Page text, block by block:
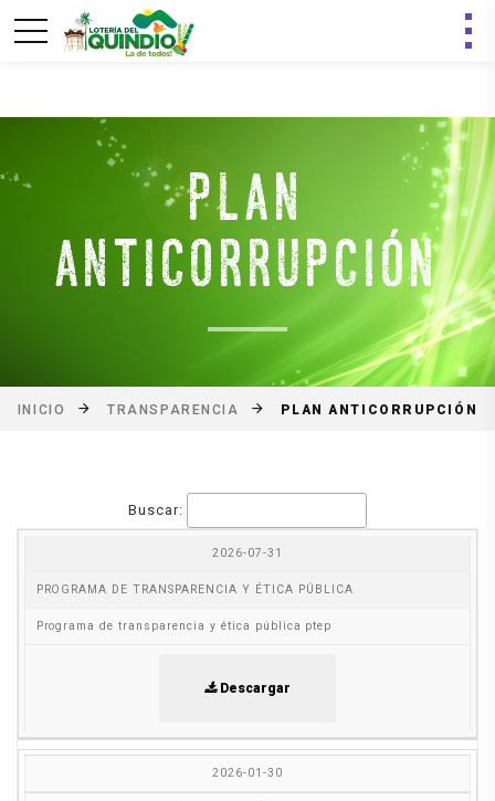
PLAN
ANTICORRUPCIÓN
INICIO TRANSPARENCIA PLAN ANTICORRUPCIÓN
Buscar:
DESCRIPCIÓN
2026-07-31
PROGRAMA DE TRANSPARENCIA Y ÉTICA PÚBLICA
Programa de transparencia y ética pública ptep
Descargar
2026-01-30